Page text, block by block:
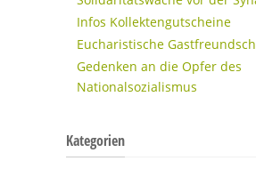
Infos Kollektengutscheine
Eucharistische
Gedenken an die Opfer des
Nationalsozialismus
Kategorien